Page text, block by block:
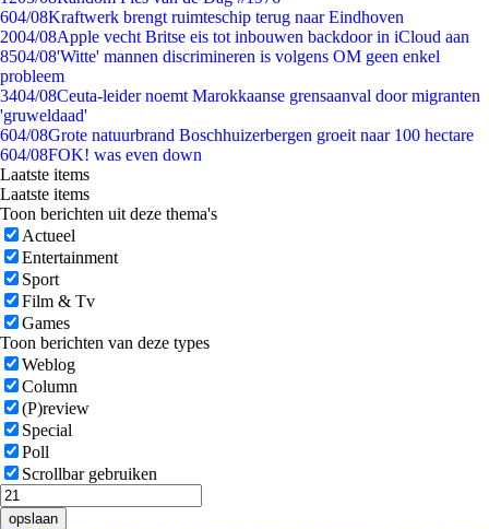
604/08Kraftwerk brengt ruimteschip terug naar Eindhoven
2004/08Apple vecht Britse eis tot inbouwen backdoor in iCloud aan
8504/08'Witte' mannen discrimineren is volgens OM geen enkel
probleem
3404/08Ceuta-leider noemt Marokkaanse grensaanval door migranten
'gruweldaad'
604/08Grote natuurbrand Boschhuizerbergen groeit naar 100 hectare
604/08FOK! was even down
Laatste items
Laatste items
Toon berichten uit deze thema's
Actueel
Entertainment
Sport
Film & Tv
Games
Toon berichten van deze types
Weblog
Column
(P)review
Special
Poll
Scrollbar gebruiken
opslaan